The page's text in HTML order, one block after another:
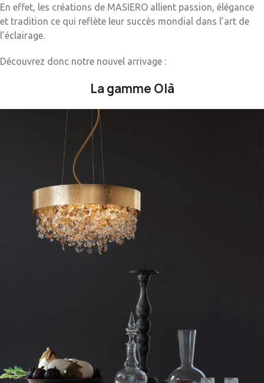
En effet, les créations de MASIERO allient passion, élégance
et tradition ce qui reflète leur succès mondial dans l’art de
l’éclairage.
Découvrez donc notre nouvel arrivage :
La gamme Olà